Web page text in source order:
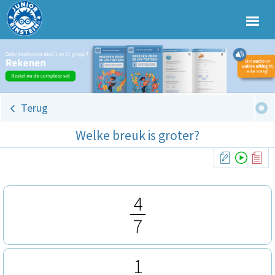
Terug
Welke breuk is groter?
4
7
1